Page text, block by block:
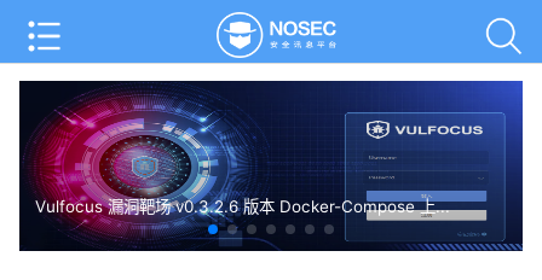
Vulfocus 漏洞靶场 v0.3.2.6 版本 Docker-Compose 上...